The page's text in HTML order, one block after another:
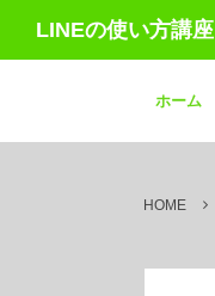
LINEの使い方講座
ホーム
HOME